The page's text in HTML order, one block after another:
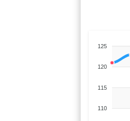
125
120
115
110